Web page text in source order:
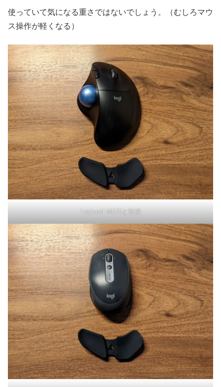
使っていて気になる重さではないでしょう。（むしろマウ
ス操作が軽くなる）
Logicool M575と比較